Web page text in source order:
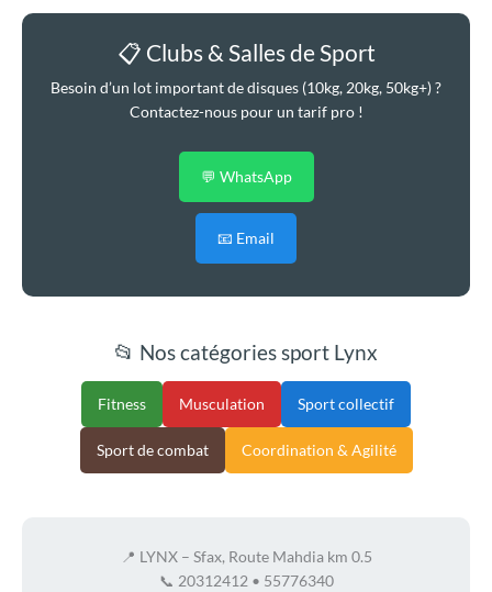
📋 Clubs & Salles de Sport
Besoin d’un lot important de disques (10kg, 20kg, 50kg+) ?
Contactez-nous pour un tarif pro !
💬 WhatsApp
📧 Email
📂 Nos catégories sport Lynx
Fitness Musculation Sport collectif
Sport de combat Coordination & Agilité
📍 LYNX – Sfax, Route Mahdia km 0.5
📞 20312412 • 55776340